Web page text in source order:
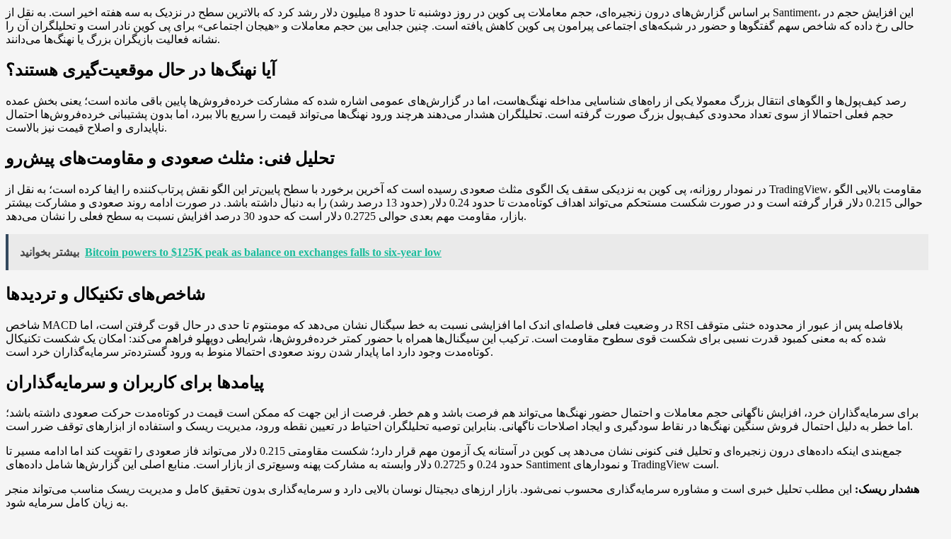
بر اساس گزارش‌های درون زنجیره‌ای، حجم معاملات پی کوین در روز دوشنبه تا حدود 8 میلیون دلار رشد کرد که بالاترین سطح در نزدیک به سه هفته اخیر است. به نقل از Santiment، این افزایش حجم در
حالی رخ داده که شاخص سهم گفتگوها و حضور در شبکه‌های اجتماعی پیرامون پی کوین کاهش یافته است. چنین جدایی بین حجم معاملات و «هیجان اجتماعی» برای پی کوین نادر است و تحلیلگران آن را
نشانه فعالیت بازیگران بزرگ یا نهنگ‌ها می‌دانند.
آیا نهنگ‌ها در حال موقعیت‌گیری هستند؟
رصد کیف‌پول‌ها و الگوهای انتقال بزرگ معمولا یکی از راه‌های شناسایی مداخله نهنگ‌هاست، اما در گزارش‌های عمومی اشاره شده که مشارکت خرده‌فروش‌ها پایین باقی مانده است؛ یعنی بخش عمده
حجم فعلی احتمالا از سوی تعداد محدودی کیف‌پول بزرگ صورت گرفته است. تحلیلگران هشدار می‌دهند هرچند ورود نهنگ‌ها می‌تواند قیمت را سریع بالا ببرد، اما بدون پشتیبانی خرده‌فروش‌ها احتمال
ناپایداری و اصلاح قیمت نیز بالاست.
تحلیل فنی: مثلث صعودی و مقاومت‌های پیش‌رو
در نمودار روزانه، پی کوین به نزدیکی سقف یک الگوی مثلث صعودی رسیده است که آخرین برخورد با سطح پایین‌تر این الگو نقش پرتاب‌کننده را ایفا کرده است؛ به نقل از TradingView، مقاومت بالایی الگو
حوالی 0.215 دلار قرار گرفته است و در صورت شکست مستحکم می‌تواند اهداف کوتاه‌مدت تا حدود 0.24 دلار (حدود 13 درصد رشد) را به دنبال داشته باشد. در صورت ادامه روند صعودی و مشارکت بیشتر
بازار، مقاومت مهم بعدی حوالی 0.2725 دلار است که حدود 30 درصد افزایش نسبت به سطح فعلی را نشان می‌دهد.
بیشتر بخوانید Bitcoin powers to $125K peak as balance on exchanges falls to six-year low
شاخص‌های تکنیکال و تردیدها
شاخص MACD در وضعیت فعلی فاصله‌ای اندک اما افزایشی نسبت به خط سیگنال نشان می‌دهد که مومنتوم تا حدی در حال قوت گرفتن است، اما RSI بلافاصله پس از عبور از محدوده خنثی متوقف
شده که به معنی کمبود قدرت نسبی برای شکست قوی سطوح مقاومت است. ترکیب این سیگنال‌ها همراه با حضور کمتر خرده‌فروش‌ها، شرایطی دوپهلو فراهم می‌کند: امکان یک شکست تکنیکال
کوتاه‌مدت وجود دارد اما پایدار شدن روند صعودی احتمالا منوط به ورود گسترده‌تر سرمایه‌گذاران خرد است.
پیامدها برای کاربران و سرمایه‌گذاران
برای سرمایه‌گذاران خرد، افزایش ناگهانی حجم معاملات و احتمال حضور نهنگ‌ها می‌تواند هم فرصت باشد و هم خطر. فرصت از این جهت که ممکن است قیمت در کوتاه‌مدت حرکت صعودی داشته باشد؛
اما خطر به دلیل احتمال فروش سنگین نهنگ‌ها در نقاط سودگیری و ایجاد اصلاحات ناگهانی. بنابراین توصیه تحلیلگران احتیاط در تعیین نقطه ورود، مدیریت ریسک و استفاده از ابزارهای توقف ضرر است.
جمع‌بندی اینکه داده‌های درون زنجیره‌ای و تحلیل فنی کنونی نشان می‌دهد پی کوین در آستانه یک آزمون مهم قرار دارد؛ شکست مقاومتی 0.215 دلار می‌تواند فاز صعودی را تقویت کند اما ادامه مسیر تا
حدود 0.24 و 0.2725 دلار وابسته به مشارکت پهنه وسیع‌تری از بازار است. منابع اصلی این گزارش‌ها شامل داده‌های Santiment و نمودارهای TradingView است.
هشدار ریسک: این مطلب تحلیل خبری است و مشاوره سرمایه‌گذاری محسوب نمی‌شود. بازار ارزهای دیجیتال نوسان بالایی دارد و سرمایه‌گذاری بدون تحقیق کامل و مدیریت ریسک مناسب می‌تواند منجر
به زیان کامل سرمایه شود.